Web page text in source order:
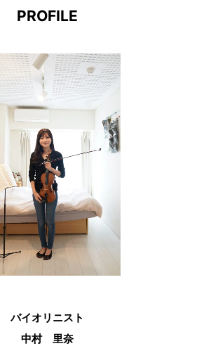
PROFILE
バイオリニスト
中村 里奈